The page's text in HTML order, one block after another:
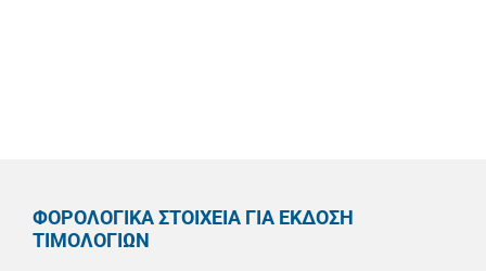
ΦΟΡΟΛΟΓΙΚΑ ΣΤΟΙΧΕΙΑ ΓΙΑ ΕΚΔΟΣΗ
ΤΙΜΟΛΟΓΙΩΝ